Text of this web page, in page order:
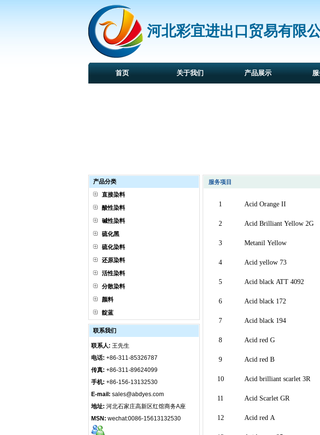
河北彩宜进出口贸易有限
首页 关于我们 产品展示
产品分类
直接染料
酸性染料
碱性染料
硫化黑
硫化染料
还原染料
活性染料
分散染料
颜料
靛蓝
联系我们
联系人: 王先生
电话: +86-311-85326787
传真: +86-311-89624099
手机: +86-156-13132530
E-mail: sales@abdyes.com
地址: 河北石家庄高新区红馆商务A座
MSN: wechat:0086-15613132530
服务项目
1 Acid Orange II
2 Acid Brilliant Yellow 2G
3 Metanil Yellow
4 Acid yellow 73
5 Acid black ATT 4092
6 Acid black 172
7 Acid black 194
8 Acid red G
9 Acid red B
10 Acid brilliant scarlet 3R
11 Acid Scarlet GR
12 Acid red A